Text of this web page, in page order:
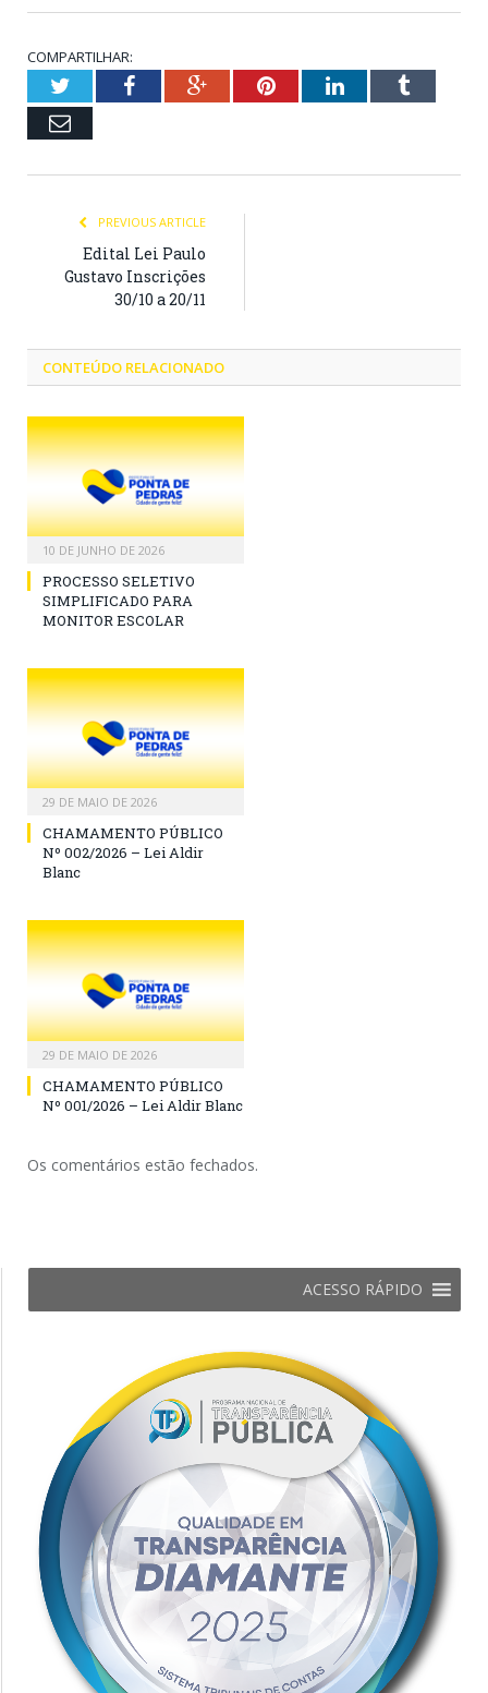
COMPARTILHAR:
TwitterFacebookGoogle+PinterestLinkedInTumblr
Email
PREVIOUS ARTICLE
Edital Lei Paulo
Gustavo Inscrições
30/10 a 20/11
CONTEÚDO RELACIONADO
10 DE JUNHO DE 2026
PROCESSO SELETIVO
SIMPLIFICADO PARA
MONITOR ESCOLAR
29 DE MAIO DE 2026
CHAMAMENTO PÚBLICO
Nº 002/2026 – Lei Aldir
Blanc
29 DE MAIO DE 2026
CHAMAMENTO PÚBLICO
Nº 001/2026 – Lei Aldir Blanc
Os comentários estão fechados.
ACESSO RÁPIDO